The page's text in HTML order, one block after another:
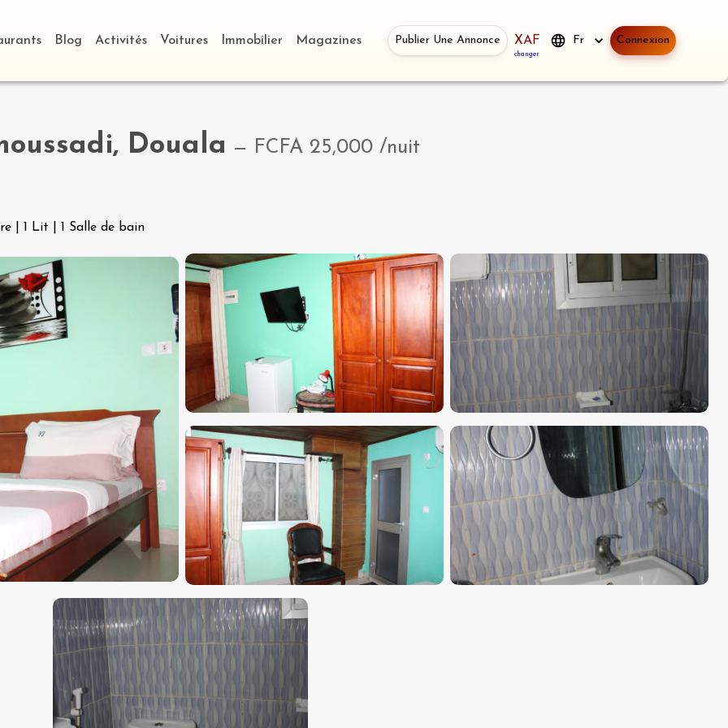
Blog Activités Voitures Immobilier Magazines Publier Une Annonce XAF
changer
Fr Connexion
Douala — FCFA 25,000 /nuit
1 Lit 1 Salle de bain